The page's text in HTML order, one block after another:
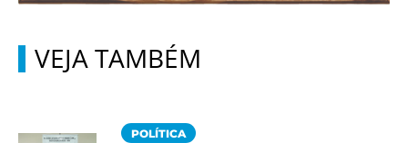
VEJA TAMBÉM
POLÍTICA